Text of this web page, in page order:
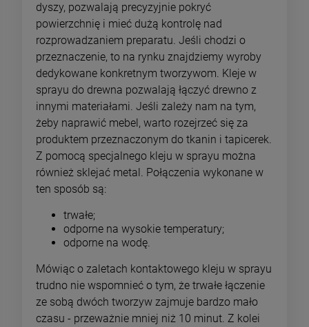
dyszy, pozwalają precyzyjnie pokryć
powierzchnię i mieć dużą kontrolę nad
rozprowadzaniem preparatu. Jeśli chodzi o
przeznaczenie, to na rynku znajdziemy wyroby
dedykowane konkretnym tworzywom. Kleje w
sprayu do drewna pozwalają łączyć drewno z
innymi materiałami. Jeśli zależy nam na tym,
żeby naprawić mebel, warto rozejrzeć się za
produktem przeznaczonym do tkanin i tapicerek.
Z pomocą specjalnego kleju w sprayu można
również sklejać metal. Połączenia wykonane w
ten sposób są:
trwałe;
odporne na wysokie temperatury;
odporne na wodę.
Mówiąc o zaletach kontaktowego kleju w sprayu
trudno nie wspomnieć o tym, że trwałe łączenie
ze sobą dwóch tworzyw zajmuje bardzo mało
czasu - przeważnie mniej niż 10 minut. Z kolei